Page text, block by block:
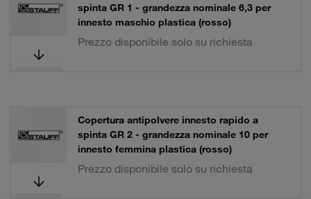
spinta GR 1 - grandezza nominale 6,3 per
innesto maschio plastica (rosso)
Prezzo disponibile solo su richiesta
Copertura antipolvere innesto rapido a
spinta GR 2 - grandezza nominale 10 per
innesto femmina plastica (rosso)
Prezzo disponibile solo su richiesta